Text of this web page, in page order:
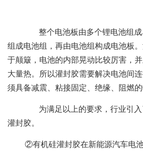
整个电池板由多个锂电池组成
组成电池组，再由电池组构成电池板
于颠簸，电池的内部晃动比较厉害，
大量热。所以灌封胶需要解决电池间
须具备减震、粘接固定、绝缘、阻燃的
为满足以上的要求，行业引入
灌封胶。
②有机硅灌封胶在新能源汽车电